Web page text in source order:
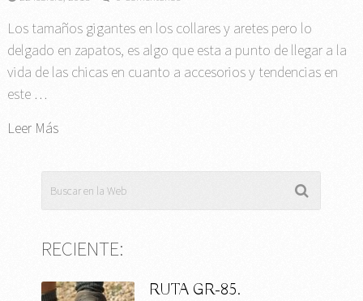
Los tamaños gigantes en los collares y aretes pero lo
delgado en zapatos, es algo que esta a punto de llegar a la
vida de las chicas en cuanto a accesorios y tendencias en
este …
Leer Más
RECIENTE:
RUTA GR-85.